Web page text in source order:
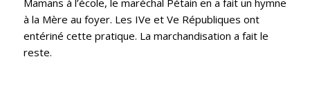
Mamans à l’école, le maréchal Pétain en a fait un hymne
à la Mère au foyer. Les IVe et Ve Républiques ont
entériné cette pratique. La marchandisation a fait le
reste.